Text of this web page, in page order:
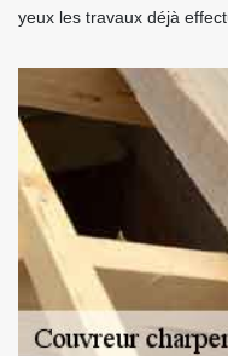
yeux les travaux déjà